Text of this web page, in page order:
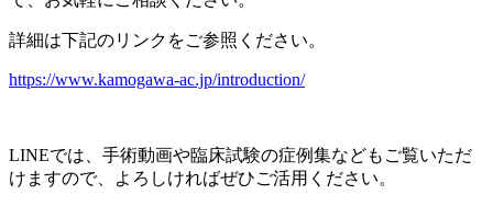
詳細は下記のリンクをご参照ください。
https://www.kamogawa-ac.jp/introduction/
LINEでは、 手術動画や臨床試験の症例集などもご覧いただ
けますので、
よろしければぜひご活用ください。